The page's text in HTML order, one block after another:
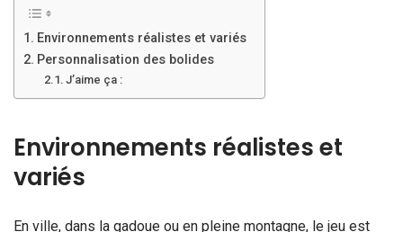
Environnements réalistes et variés
Personnalisation des bolides
J’aime ça :
Environnements réalistes et
variés
En ville, dans la gadoue ou en pleine montagne, le jeu est